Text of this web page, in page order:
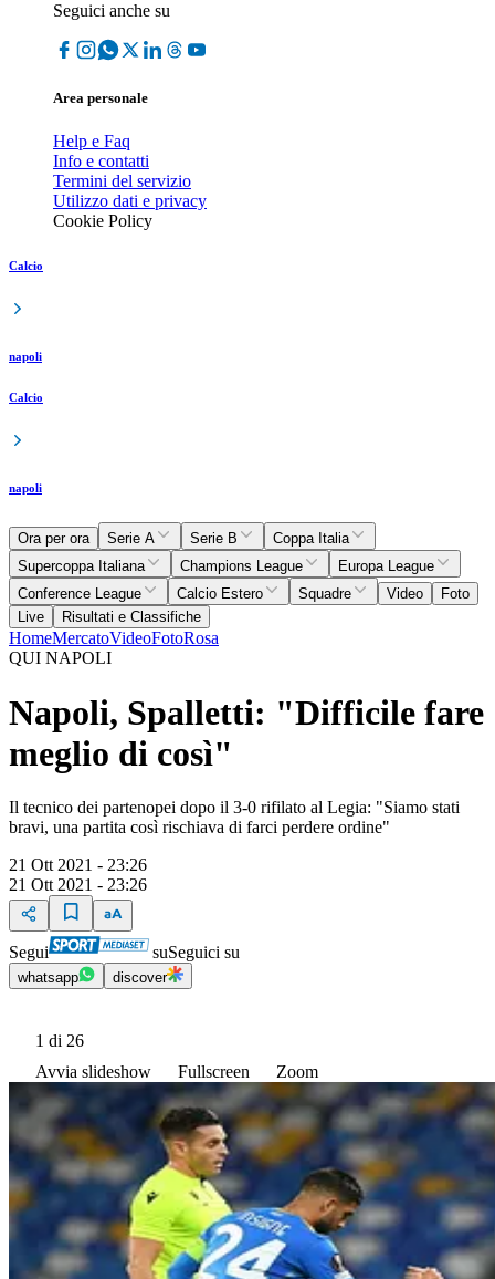
Seguici anche su
Area personale
Help e Faq
Info e contatti
Termini del servizio
Utilizzo dati e privacy
Cookie Policy
Calcio
napoli
Calcio
napoli
Ora per ora Serie A Serie B
Coppa Italia
Supercoppa Italiana
Champions League
Europa League
Conference League
Calcio Estero Squadre Video
Foto
Live
Risultati e Classifiche
HomeMercatoVideoFotoRosa
QUI NAPOLI
Napoli, Spalletti: "Difficile fare
meglio di così"
Il tecnico dei partenopei dopo il 3-0 rifilato al Legia: "Siamo stati
bravi, una partita così rischiava di farci perdere ordine"
21 Ott 2021 - 23:26
21 Ott 2021 - 23:26
Segui suSeguici su
whatsapp discover
1 di 26
Avvia slideshow
Fullscreen Zoom